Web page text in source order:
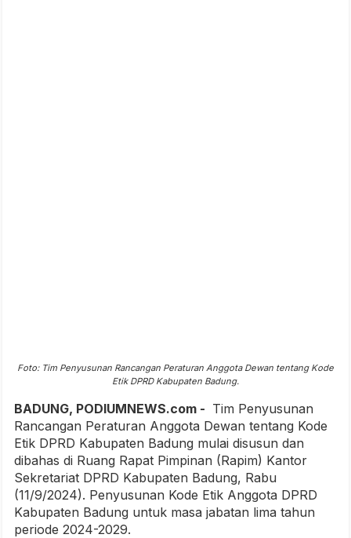
Foto: Tim Penyusunan Rancangan Peraturan Anggota Dewan tentang Kode
Etik DPRD Kabupaten Badung.
BADUNG, PODIUMNEWS.com - Tim Penyusunan
Rancangan Peraturan Anggota Dewan tentang Kode
Etik DPRD Kabupaten Badung mulai disusun dan
dibahas di Ruang Rapat Pimpinan (Rapim) Kantor
Sekretariat DPRD Kabupaten Badung, Rabu
(11/9/2024). Penyusunan Kode Etik Anggota DPRD
Kabupaten Badung untuk masa jabatan lima tahun
periode 2024-2029.